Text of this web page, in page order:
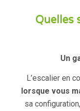
Quelles
Un
L’escalier en
lorsque vous
sa